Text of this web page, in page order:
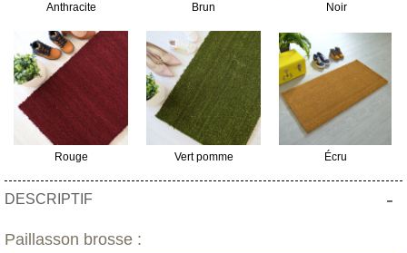
Anthracite Brun Noir
Rouge Vert pomme Écru
DESCRIPTIF -
Paillasson brosse :